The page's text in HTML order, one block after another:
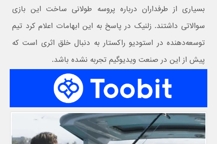
بسیاری از طرفداران درباره پروسه طولانی ساخت این بازی
سوالاتی داشتند. زلنیک در پاسخ به این ابهامات اعلام کرد تیم
توسعه‌دهنده در استودیو راکستار به دنبال خلق اثری است که
پیش از این در صنعت ویدیوگیم تجربه نشده باشد.